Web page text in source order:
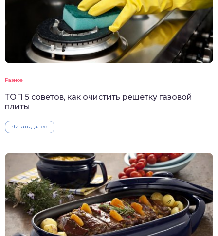
Разное
ТОП 5 советов, как очистить решетку газовой
плиты
Читать далее